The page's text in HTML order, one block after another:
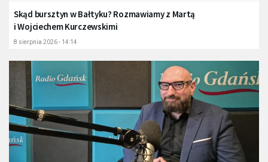
Skąd bursztyn w Bałtyku? Rozmawiamy z Martą
i Wojciechem Kurczewskimi
8 sierpnia 2026 - 14:14